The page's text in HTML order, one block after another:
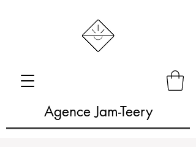
Agence Jam-Teery